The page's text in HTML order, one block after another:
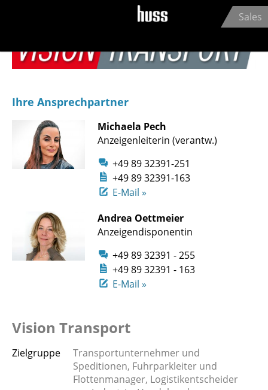
Jump to navigation
Sales
Ihre Ansprechpartner
Michaela Pech
Anzeigenleiterin (verantw.)
+49 89 32391-251
+49 89 32391-163
E-Mail »
Andrea Oettmeier
Anzeigendisponentin
+49 89 32391 - 255
+49 89 32391 - 163
E-Mail »
Vision Transport
Zielgruppe
Transportunternehmer und
Speditionen, Fuhrparkleiter und
Flottenmanager, Logistikentscheider